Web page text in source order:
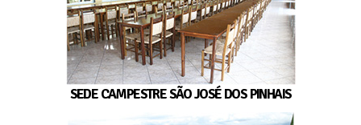
SEDE CAMPESTRE SÃO JOSÉ DOS PINHAIS